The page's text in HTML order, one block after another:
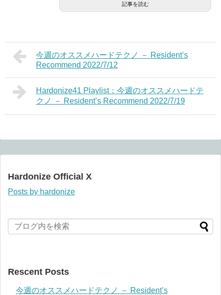
記事を読む
今週のオススメハードテクノ － Resident’s
Recommend 2022/7/12
Hardonize41 Playlist：今週のオススメハードテ
クノ － Resident’s Recommend 2022/7/19
Hardonize Official X
Posts by hardonize
Rescent Posts
今週のオススメハードテクノ － Resident’s